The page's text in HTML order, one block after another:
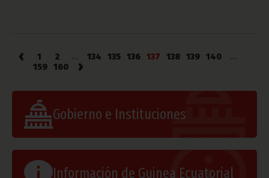
‹ 1 2 134 135 136 137 138 139 140
159 160 ›
Gobierno e Instituciones
Información de Guinea Ecuatorial